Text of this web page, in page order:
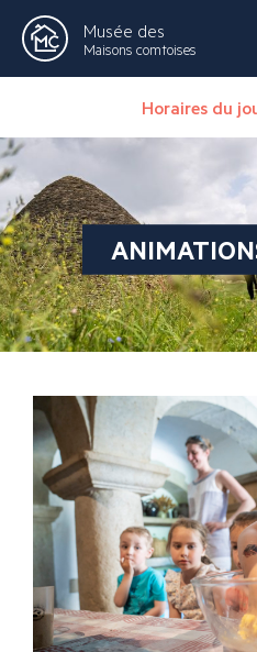
Musée des
Maisons comtoises
Horaires du